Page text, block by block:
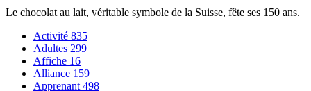
Le chocolat au lait, véritable symbole de la Suisse, fête ses 150 ans.
Activité 835
Adultes 299
Affiche 16
Alliance 159
Apprenant 498